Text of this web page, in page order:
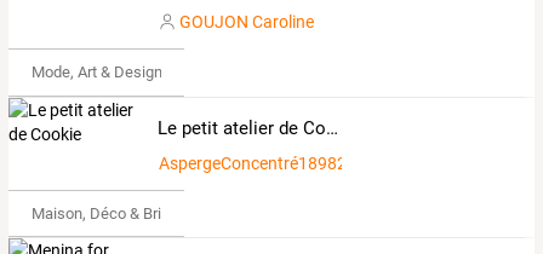
GOUJON Caroline
Mode, Art & Design
Le petit atelier de Cookie
AspergeConcentré189828
Maison, Déco & Bricolage